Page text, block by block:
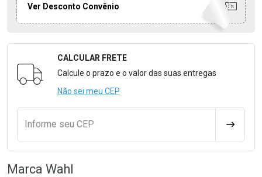
Ver Desconto Convênio
Formulário para Calcular o Frete
CALCULAR FRETE
Calcule o prazo e o valor das suas entregas
Não sei meu CEP
Informe seu CEP
Marca Wahl